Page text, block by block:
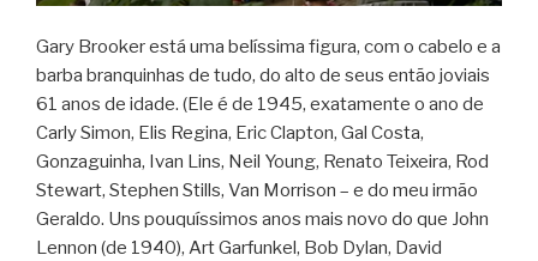
Gary Brooker está uma belíssima figura, com o cabelo e a
barba branquinhas de tudo, do alto de seus então joviais
61 anos de idade. (Ele é de 1945, exatamente o ano de
Carly Simon, Elis Regina, Eric Clapton, Gal Costa,
Gonzaguinha, Ivan Lins, Neil Young, Renato Teixeira, Rod
Stewart, Stephen Stills, Van Morrison – e do meu irmão
Geraldo. Uns pouquíssimos anos mais novo do que John
Lennon (de 1940), Art Garfunkel, Bob Dylan, David